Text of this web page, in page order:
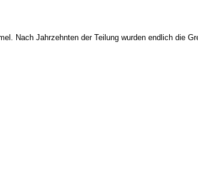
Nach Jahrzehnten der Teilung wurden endlich die